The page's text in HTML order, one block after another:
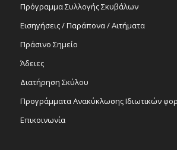
Πρόγραμμα Συλλογής Σκυβάλων
Εισηγήσεις / Παράπονα / Αιτήματα
Πράσινο Σημείο
Άδειες
Διατήρηση Σκύλου
Προγράμματα Ανακύκλωσης Ιδιωτικών
Επικοινωνία